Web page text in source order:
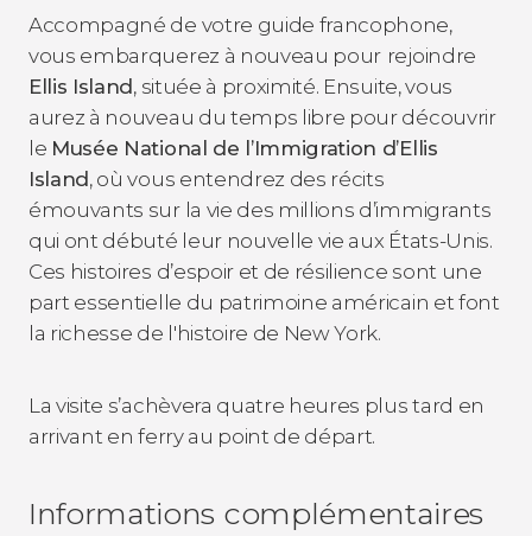
Accompagné de votre guide francophone,
vous embarquerez à nouveau pour rejoindre
Ellis Island, située à proximité. Ensuite, vous
aurez à nouveau du temps libre pour découvrir
le Musée National de l’Immigration d’Ellis
Island, où vous entendrez des récits
émouvants sur la vie des millions d’immigrants
qui ont débuté leur nouvelle vie aux États-Unis.
Ces histoires d’espoir et de résilience sont une
part essentielle du patrimoine américain et font
la richesse de l'histoire de New York.
La visite s’achèvera quatre heures plus tard en
arrivant en ferry au point de départ.
Informations complémentaires